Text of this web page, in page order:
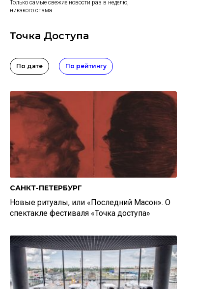
Только самые свежие новости раз в неделю,
никакого спама
Точка Доступа
По дате По рейтингу
САНКТ-ПЕТЕРБУРГ
Новые ритуалы, или «Последний Масон». О
спектакле фестиваля «Точка доступа»